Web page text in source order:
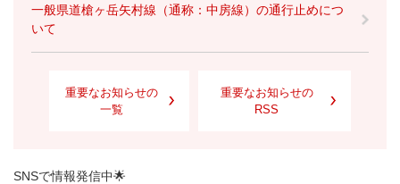
一般県道槍ヶ岳矢村線（通称：中房線）の通行止めにつ
いて
重要なお知らせの
一覧
重要なお知らせの
RSS
SNSで情報発信中🌟